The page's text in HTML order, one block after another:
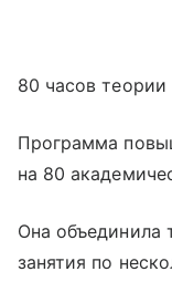
80 часов теории
Программа
на 80
Она объединила
занятия по